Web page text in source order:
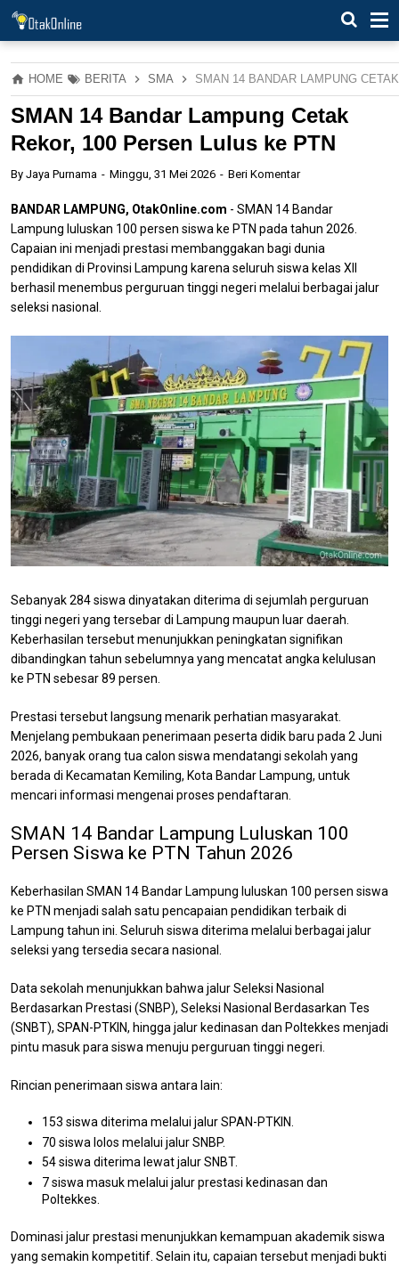
HOME BERITA SMA SMAN 14 BANDAR LAMPUNG
SMAN 14 Bandar Lampung Cetak
Rekor, 100 Persen Lulus ke PTN
By Jaya Purnama Minggu, 31 Mei 2026 Beri Komentar
BANDAR LAMPUNG, OtakOnline.com - SMAN 14 Bandar
Lampung luluskan 100 persen siswa ke PTN pada tahun 2026.
Capaian ini menjadi prestasi membanggakan bagi dunia
pendidikan di Provinsi Lampung karena seluruh siswa kelas XII
berhasil menembus perguruan tinggi negeri melalui berbagai jalur
seleksi nasional.
Sebanyak 284 siswa dinyatakan diterima di sejumlah perguruan
tinggi negeri yang tersebar di Lampung maupun luar daerah.
Keberhasilan tersebut menunjukkan peningkatan signifikan
dibandingkan tahun sebelumnya yang mencatat angka kelulusan
ke PTN sebesar 89 persen.
Prestasi tersebut langsung menarik perhatian masyarakat.
Menjelang pembukaan penerimaan peserta didik baru pada 2 Juni
2026, banyak orang tua calon siswa mendatangi sekolah yang
berada di Kecamatan Kemiling, Kota Bandar Lampung, untuk
mencari informasi mengenai proses pendaftaran.
SMAN 14 Bandar Lampung Luluskan 100
Persen Siswa ke PTN Tahun 2026
Keberhasilan SMAN 14 Bandar Lampung luluskan 100 persen siswa
ke PTN menjadi salah satu pencapaian pendidikan terbaik di
Lampung tahun ini. Seluruh siswa diterima melalui berbagai jalur
seleksi yang tersedia secara nasional.
Data sekolah menunjukkan bahwa jalur Seleksi Nasional
Berdasarkan Prestasi (SNBP), Seleksi Nasional Berdasarkan Tes
(SNBT), SPAN-PTKIN, hingga jalur kedinasan dan Poltekkes menjadi
pintu masuk para siswa menuju perguruan tinggi negeri.
Rincian penerimaan siswa antara lain:
153 siswa diterima melalui jalur SPAN-PTKIN.
70 siswa lolos melalui jalur SNBP.
54 siswa diterima lewat jalur SNBT.
7 siswa masuk melalui jalur prestasi kedinasan dan
Poltekkes.
Dominasi jalur prestasi menunjukkan kemampuan akademik siswa
yang semakin kompetitif. Selain itu, capaian tersebut menjadi bukti